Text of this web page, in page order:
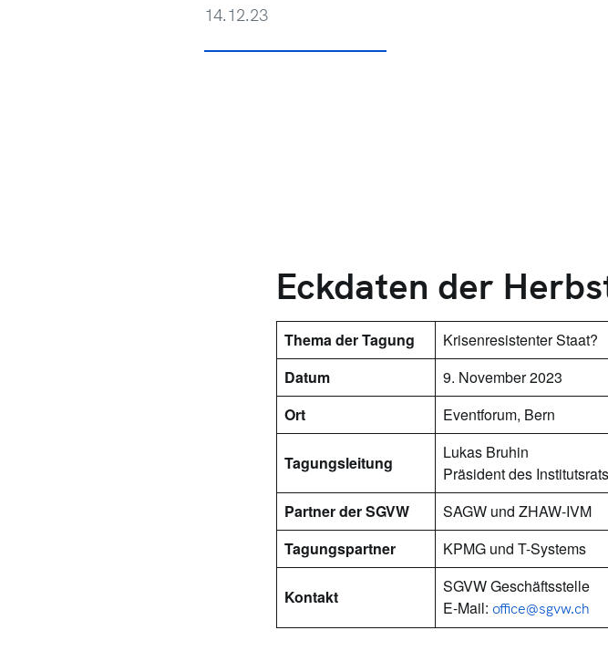
14.12.23
Eckdaten der
Thema der Tagung
Krisenresistenter Staat?
Datum
9. November 2023
Ort
Eventforum, Bern
Tagungsleitung
Lukas Bruhin
Präsident des
Partner der SGVW
SAGW und ZHAW-IVM
Tagungspartner
KPMG und T-Systems
Kontakt
SGVW Geschäftsstelle
E-Mail: office@sgvw.ch